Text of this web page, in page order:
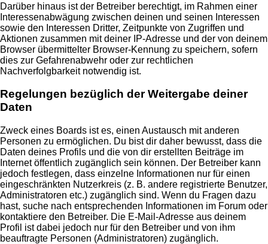
Darüber hinaus ist der Betreiber berechtigt, im Rahmen einer
Interessenabwägung zwischen deinen und seinen Interessen
sowie den Interessen Dritter, Zeitpunkte von Zugriffen und
Aktionen zusammen mit deiner IP-Adresse und der von deinem
Browser übermittelter Browser-Kennung zu speichern, sofern
dies zur Gefahrenabwehr oder zur rechtlichen
Nachverfolgbarkeit notwendig ist.
Regelungen bezüglich der Weitergabe deiner
Daten
Zweck eines Boards ist es, einen Austausch mit anderen
Personen zu ermöglichen. Du bist dir daher bewusst, dass die
Daten deines Profils und die von dir erstellten Beiträge im
Internet öffentlich zugänglich sein können. Der Betreiber kann
jedoch festlegen, dass einzelne Informationen nur für einen
eingeschränkten Nutzerkreis (z. B. andere registrierte Benutzer,
Administratoren etc.) zugänglich sind. Wenn du Fragen dazu
hast, suche nach entsprechenden Informationen im Forum oder
kontaktiere den Betreiber. Die E-Mail-Adresse aus deinem
Profil ist dabei jedoch nur für den Betreiber und von ihm
beauftragte Personen (Administratoren) zugänglich.